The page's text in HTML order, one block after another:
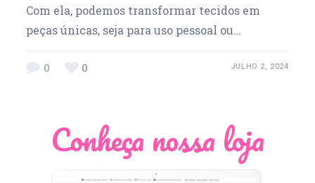
Com ela, podemos transformar tecidos em
peças únicas, seja para uso pessoal ou…
0 0 JULHO 2, 2024
Conheça nossa loja